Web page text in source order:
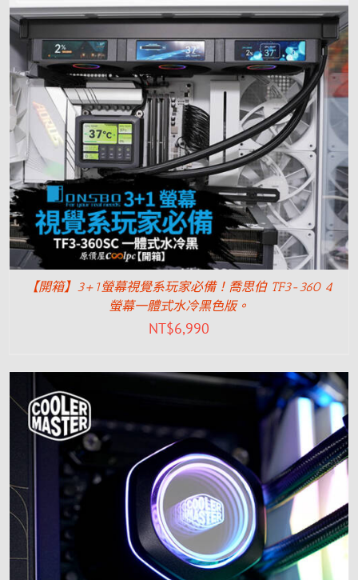
【開箱】3+1螢幕視覺系玩家必備！喬思伯 TF3-360 4
螢幕一體式水冷黑色版。
NT$6,990